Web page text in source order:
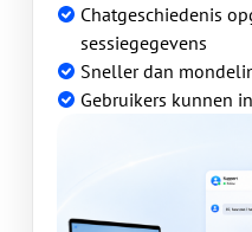
Chatgeschiedenis
sessiegegevens
Sneller dan
Gebruikers kunnen